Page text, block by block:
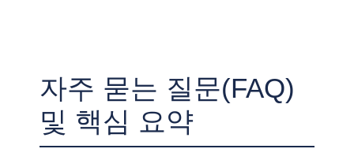
자주 묻는 질문(FAQ)
및 핵심 요약